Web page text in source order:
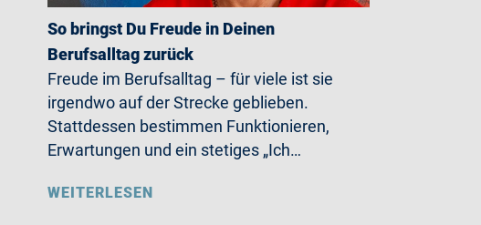
So bringst Du Freude in Deinen
Berufsalltag zurück
Freude im Berufsalltag – für viele ist sie
irgendwo auf der Strecke geblieben.
Stattdessen bestimmen Funktionieren,
Erwartungen und ein stetiges „Ich…
WEITERLESEN